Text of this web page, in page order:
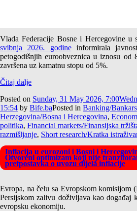
Vlada Federacije Bosne i Hercegovine u
svibnja 2026. godineinformirala
petogodišnjih euroobveznica u iznosu od
završena uz kamatnu stopu od 5%.
Čitaj dalje
Posted on Sunday, 31 May 2026, 7:00
15:54 by Bife.baPosted in Banking/
Herzegovina/Bosna i Hercegovina,
politika, Financial markets/Finansijska
razmišljanje, Short research/Kratka
Inflacija u eurozoni i Bosni i
Otvoreni optimizam koji nije
pretpostavka o uvozu dijela inflacije
Evropa, na čelu sa Evropskom komisijom
Persijskom zalivu doživljava kao događaj
evropsku ekonomiju.